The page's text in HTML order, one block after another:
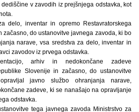
v zavodih iz prejšnjega odstavka, kot
delo, inventar in opremo Restavratorskega
do ustanovitve javnega zavoda, ki bo
narave, vsa sredstva za delo, inventar in
zavodov iz prvega odstavka.
arhiv in nedokončane zadeve
Slovenije in začasno, do ustanovitve
javno službo ohranjanja narave,
zadeve, ki se nanašajo na opravljanje
odstavka.
tega javnega zavoda Ministrstvo za